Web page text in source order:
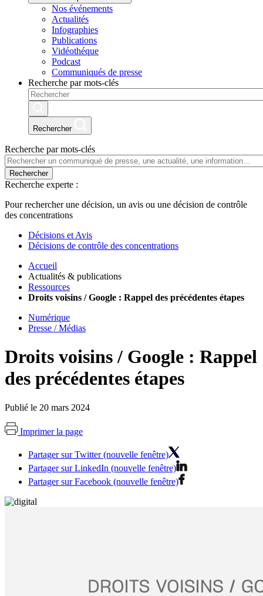
Nos événements
Actualités
Infographies
Publications
Vidéothéque
Podcast
Communiqués de presse
Recherche par mots-clés
Rechercher
Recherche par mots-clés
Rechercher
Recherche experte :
Pour rechercher une décision, un avis ou une décision de contrôle
des concentrations
Décisions et Avis
Décisions de contrôle des concentrations
Accueil
Actualités & publications
Ressources
Droits voisins / Google : Rappel des précédentes étapes
Numérique
Presse / Médias
Droits voisins / Google : Rappel
des précédentes étapes
Publié le 20 mars 2024
Imprimer la page
Partager sur Twitter (nouvelle fenêtre)
Partager sur LinkedIn (nouvelle fenêtre)
Partager sur Facebook (nouvelle fenêtre)